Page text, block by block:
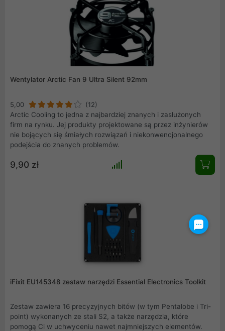
Wentylator Arctic Fan 9 Ultra Silent 92mm
5,00
(12)
Arctic Cooling to jedna z najbardziej znanych i zasłużonych
firm na rynku. Jej produkty projektowane są przez inżynierów
nie bojących się śmiałych rozwiązań i niekonwencjonalnego
podejścia do znanych problemów.
9,90 zł
iFixit EU145348 zestaw narzędzi Essential Electronics Toolkit
Zestaw zawiera 16 precyzyjnych bitów (w tym Pentalobe i Tri-
point) wykonanych ze stali S2, a także narzędzia, które
pomogą Ci w uchwyceniu nawet najmniejszych elementów.